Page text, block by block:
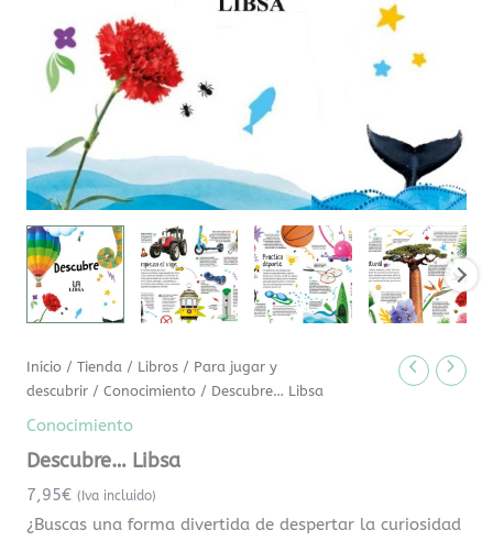
Inicio /Tienda / Libros / Para jugar y
descubrir /Conocimiento / Descubre… Libsa
Conocimiento
Descubre… Libsa
7,95€ (Iva incluido)
¿Buscas una forma divertida de despertar la curiosidad